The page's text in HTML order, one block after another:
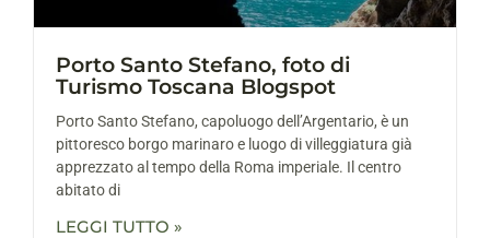
Porto Santo Stefano, foto di
Turismo Toscana Blogspot
Porto Santo Stefano, capoluogo dell’Argentario, è un
pittoresco borgo marinaro e luogo di villeggiatura già
apprezzato al tempo della Roma imperiale. Il centro
abitato di
LEGGI TUTTO »